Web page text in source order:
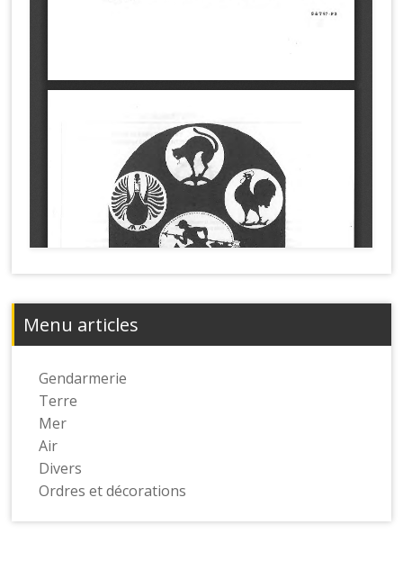
Menu articles
Gendarmerie
Terre
Mer
Air
Divers
Ordres et décorations